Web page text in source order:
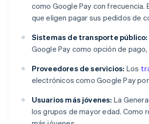
como Google Pay con
que eligen pagar sus pedidos de
Sistemas de transporte público:
Google Pay como opción de pago,
Proveedores de servicios: Los
electrónicos como Google Pay
Usuarios más jóvenes: La
los grupos de mayor edad. Como